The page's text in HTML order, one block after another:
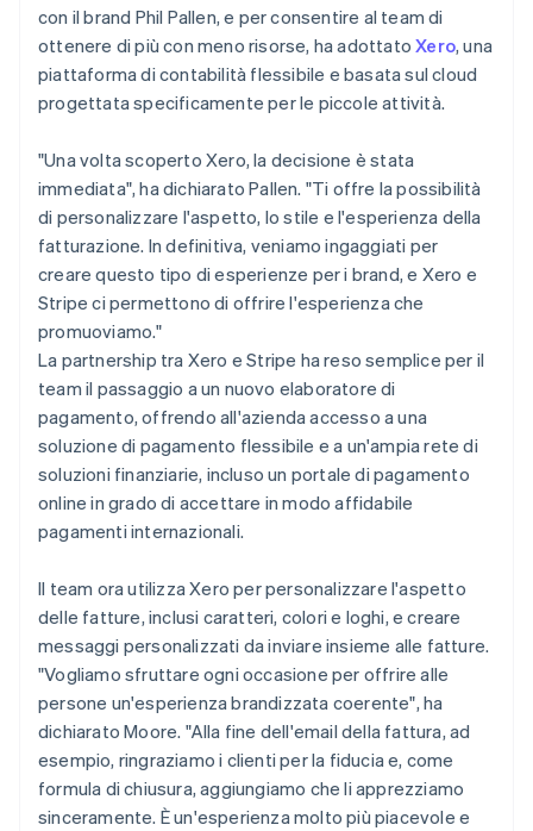
con il brand Phil Pallen, e per consentire al team di
ottenere di più con meno risorse, ha adottatoXero, una
piattaforma di contabilità flessibile e basata sul cloud
progettata specificamente per le piccole attività.
"Una volta scoperto Xero, la decisione è stata
immediata", ha dichiarato Pallen. "Ti offre la possibilità
di personalizzare l'aspetto, lo stile e l'esperienza della
fatturazione. In definitiva, veniamo ingaggiati per
creare questo tipo di esperienze per i brand, e Xero e
Stripe ci permettono di offrire l'esperienza che
promuoviamo."
La partnership tra Xero e Stripe ha reso semplice per il
team il passaggio a un nuovo elaboratore di
pagamento, offrendo all'azienda accesso a una
soluzione di pagamento flessibile e a un'ampia rete di
soluzioni finanziarie, incluso un portale di pagamento
online in grado di accettare in modo affidabile
pagamenti internazionali.
Il team ora utilizza Xero per personalizzare l'aspetto
delle fatture, inclusi caratteri, colori e loghi, e creare
messaggi personalizzati da inviare insieme alle fatture.
"Vogliamo sfruttare ogni occasione per offrire alle
persone un'esperienza brandizzata coerente", ha
dichiarato Moore. "Alla fine dell'email della fattura, ad
esempio, ringraziamo i clienti per la fiducia e, come
formula di chiusura, aggiungiamo che li apprezziamo
sinceramente. È un'esperienza molto più piacevole e